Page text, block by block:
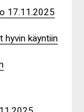
17.11.2025
hyvin käyntiin